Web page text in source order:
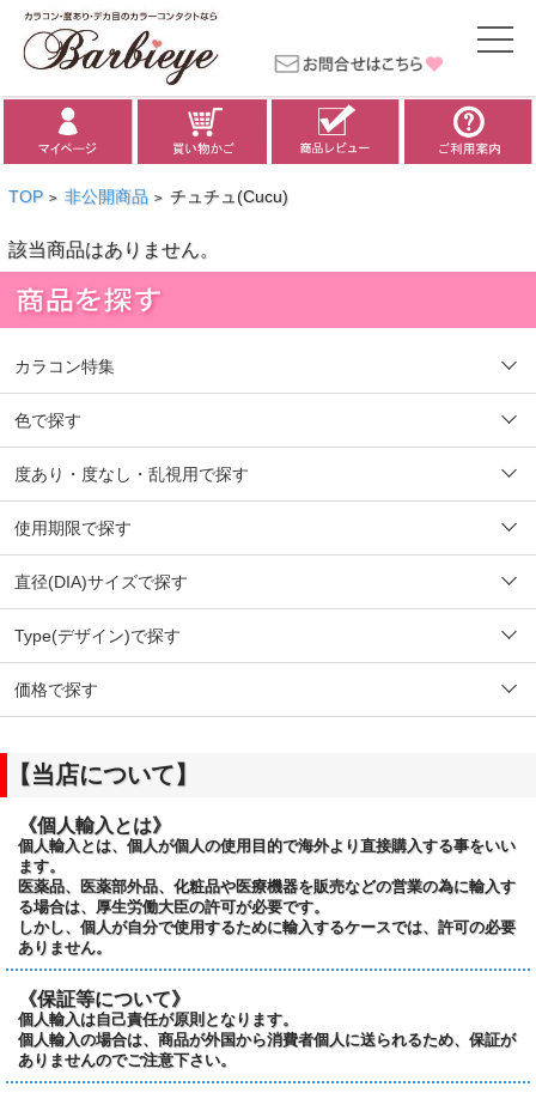
TOP > 非公開商品 > チュチュ(Cucu)
該当商品はありません。
カラコン特集
色で探す
度あり・度なし・乱視用で探す
使用期限で探す
直径(DIA)サイズで探す
Type(デザイン)で探す
価格で探す
【当店について】
《個人輸入とは》
個人輸入とは、個人が個人の使用目的で海外より直接購入する事をいい
ます。
医薬品、医薬部外品、化粧品や医療機器を販売などの営業の為に輸入す
る場合は、厚生労働大臣の許可が必要です。
しかし、個人が自分で使用するために輸入するケースでは、許可の必要
ありません。
《保証等について》
個人輸入は自己責任が原則となります。
個人輸入の場合は、商品が外国から消費者個人に送られるため、保証が
ありませんのでご注意下さい。